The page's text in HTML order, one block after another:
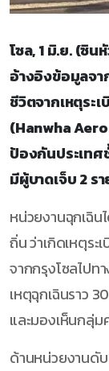
โซล, 1 มิ.ย. (ซิน
อ้างอิงข้อมูลจา
ชีวิตจากเหตุระ
(Hanwha
ป้องกันประเทศ
มีผู้บาดเจ็บ 2 รา
หน่วยงานฉุกเฉิน
ถิ่น ว่าเกิดเหตุระ
จากกรุงโซลไปท
เหตุฉุกเฉินราว
และมองเห็นกลุ่
ด้านหน่วยงานดั